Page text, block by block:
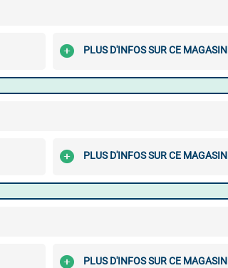
PLUS D'INFOS SUR CE MAGASIN
PLUS D'INFOS SUR CE MAGASIN
PLUS D'INFOS SUR CE MAGASIN